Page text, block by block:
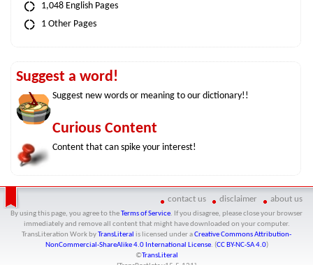
1,048 English Pages
1 Other Pages
Suggest a word!
Suggest new words or meaning to our dictionary!!
Curious Content
Content that can spike your interest!
contact us disclaimer about us
By using this page, you agree to the Terms of Service. If you disagree, please close your browser
immediately and remove all content that might have downloaded on your computer.
TransLiteration Workby TransLiteral is licensed under aCreative Commons Attribution-
NonCommercial-ShareAlike 4.0 International License. (CC BY-NC-SA 4.0)
©TransLiteral